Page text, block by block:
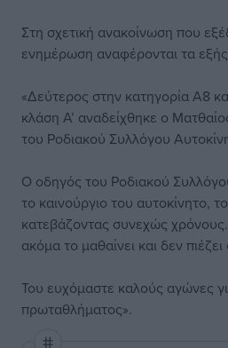
Στη σχετική ανακοίνωση που
ενημέρωση αναφέρονται τα
«Δεύτερος στην κατηγορία Α8
κλάση Α’ αναδείχθηκε ο
του Ροδιακού Συλλόγου
Ο οδηγός του Ροδιακού
το καινούργιο του αυτοκίνητο,
κατεβάζοντας συνεχώς
ακόμα το μαθαίνει και δεν
Του ευχόμαστε καλούς αγώνες
πρωταθλήματος».